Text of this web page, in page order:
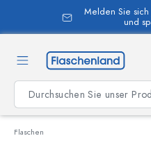
springen
Melden Sie
und
Flaschen